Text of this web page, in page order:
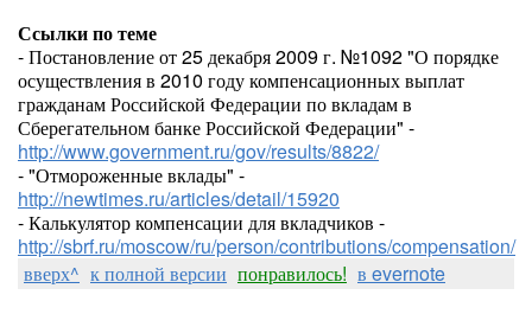
Ссылки по теме
- Постановление от 25 декабря 2009 г. №1092 "О порядке
осуществления в 2010 году компенсационных выплат
гражданам Российской Федерации по вкладам в
Сберегательном банке Российской Федерации" -
http://www.government.ru/gov/results/8822/
- "Отмороженные вклады" -
http://newtimes.ru/articles/detail/15920
- Калькулятор компенсации для вкладчиков -
http://sbrf.ru/moscow/ru/person/contributions/compensation/
вверх^ к полной версии понравилось! в evernote